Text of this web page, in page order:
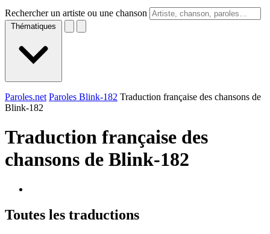
Rechercher un artiste ou une chanson
Thématiques
Paroles.net Paroles Blink-182 Traduction française des chansons de
Blink-182
Traduction française des
chansons de Blink-182
Toutes les traductions